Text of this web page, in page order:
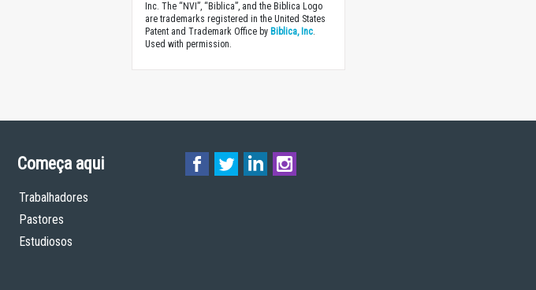
Inc. The “NVI”, “Biblica”, and the Biblica Logo
are trademarks registered in the United States
Patent and Trademark Office by Biblica, Inc.
Used with permission.
Começa aqui
Trabalhadores
Pastores
Estudiosos